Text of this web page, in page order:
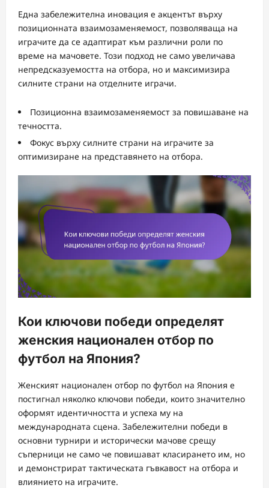
Една забележителна иновация е акцентът върху
позиционната взаимозаменяемост, позволяваща на
играчите да се адаптират към различни роли по
време на мачовете. Този подход не само увеличава
непредсказуемостта на отбора, но и максимизира
силните страни на отделните играчи.
Позиционна взаимозаменяемост за повишаване на
течността.
Фокус върху силните страни на играчите за
оптимизиране на представянето на отбора.
Кои ключови победи определят
женския национален отбор по
футбол на Япония?
Женският национален отбор по футбол на Япония е
постигнал няколко ключови победи, които значително
оформят идентичността и успеха му на
международната сцена. Забележителни победи в
основни турнири и исторически мачове срещу
съперници не само че повишават класирането им, но
и демонстрират тактическата гъвкавост на отбора и
влиянието на играчите.